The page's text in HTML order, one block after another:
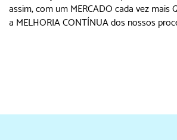
assim, com um MERCADO cada vez mais
a MELHORIA CONTÍNUA dos nossos